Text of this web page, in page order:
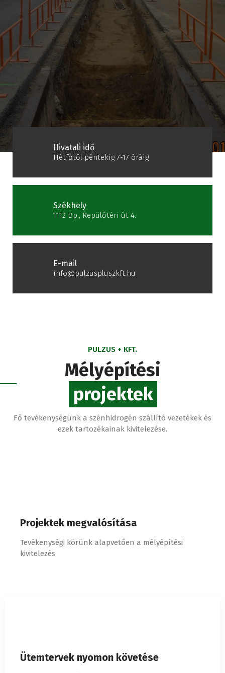
Hivatali idő
Hétfőtől péntekig 7-17 óráig
Székhely
1112 Bp., Repülőtéri út 4.
E-mail
info@pulzuspluszkft.hu
PULZUS + KFT.
Mélyépítési
projektek
Fő tevékenységünk a szénhidrogén szállító vezetékek és
ezek tartozékainak kivitelezése.
Projektek megvalósítása
Tevékenységi körünk alapvetően a mélyépítési
kivitelezés
Ütemtervek nyomon követése